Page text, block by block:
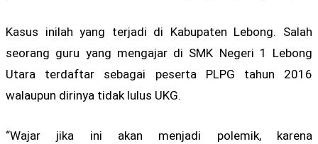
Kasus inilah yang terjadi di Kabupaten Lebong. Salah
seorang guru yang mengajar di SMK Negeri 1 Lebong
Utara terdaftar sebagai peserta PLPG tahun 2016
walaupun dirinya tidak lulus UKG.
“Wajar jika ini akan menjadi polemik, karena